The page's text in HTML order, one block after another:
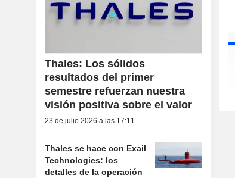
Thales: Los sólidos
resultados del primer
semestre refuerzan nuestra
visión positiva sobre el valor
23 de julio 2026 a las 17:11
Thales se hace con Exail
Technologies: los
detalles de la operación